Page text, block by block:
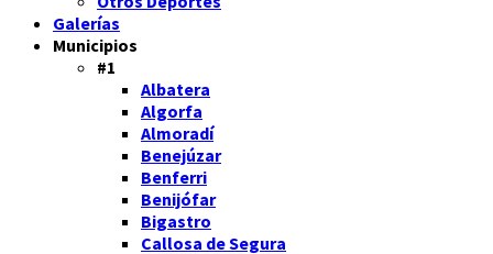
Galerías
Municipios
#1
Albatera
Algorfa
Almoradí
Benejúzar
Benferri
Benijófar
Bigastro
Callosa de Segura